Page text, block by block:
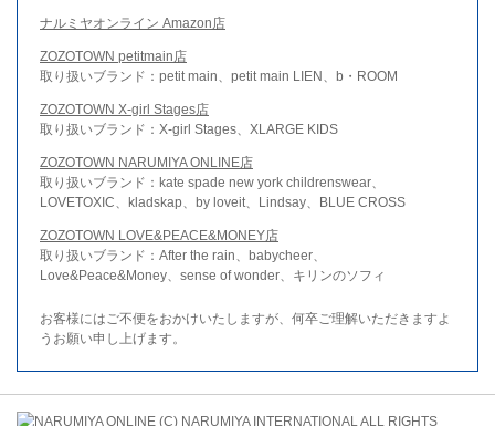
ナルミヤオンライン Amazon店
ZOZOTOWN petitmain店
取り扱いブランド：petit main、petit main LIEN、b・ROOM
ZOZOTOWN X-girl Stages店
取り扱いブランド：X-girl Stages、XLARGE KIDS
ZOZOTOWN NARUMIYA ONLINE店
取り扱いブランド：kate spade new york childrenswear、
LOVETOXIC、kladskap、by loveit、Lindsay、BLUE CROSS
ZOZOTOWN LOVE&PEACE&MONEY店
取り扱いブランド：After the rain、babycheer、
Love&Peace&Money、sense of wonder、キリンのソフィ
お客様にはご不便をおかけいたしますが、何卒ご理解いただきますよ
うお願い申し上げます。